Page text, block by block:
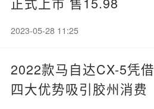
2023-05-28 11:25
2022款马自达CX-5凭借
四大优势吸引胶州消费